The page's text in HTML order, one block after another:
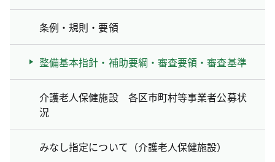
条例・規則・要領
整備基本指針・補助要綱・審査要領・審査基準
介護老人保健施設 各区市町村等事業者公募状
況
みなし指定について（介護老人保健施設）